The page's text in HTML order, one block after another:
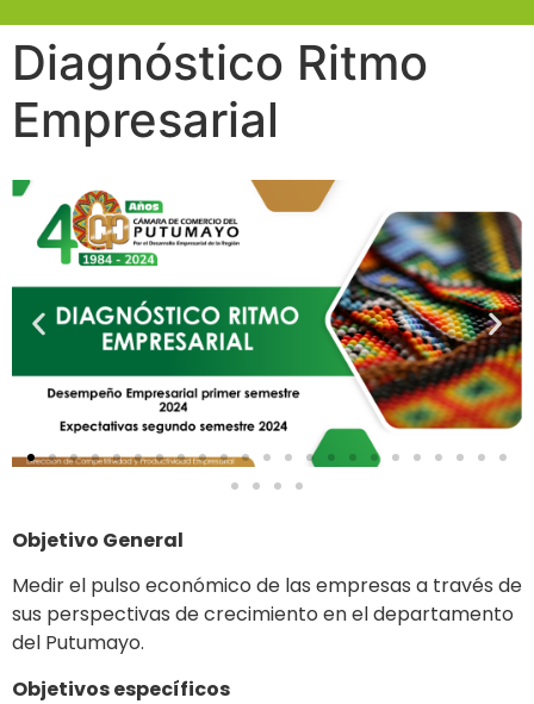
Diagnóstico Ritmo
Empresarial
Objetivo General
Medir el pulso económico de las empresas a través de
sus perspectivas de crecimiento en el departamento
del Putumayo.
Objetivos específicos